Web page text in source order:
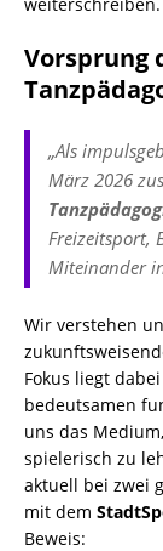
Vorsprung
„Als
März 2026
Freizeitsport,
Miteinander
Wir verstehen
Fokus liegt
bedeutsamen
uns das
spielerisch zu
aktuell bei zwei
mit dem
Beweis: